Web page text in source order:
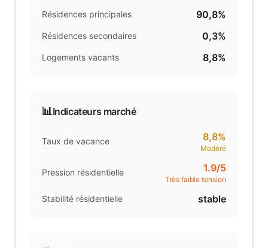
Résidences principales 90,8%
Résidences secondaires 0,3%
Logements vacants 8,8%
📊Indicateurs marché
Taux de vacance 8,8%
Modéré
Pression résidentielle 1.9/5
Très faible tension
Stabilité résidentielle stable